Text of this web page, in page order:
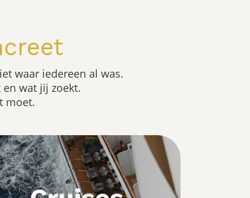
waar iedereen al was.
wat jij zoekt.
moet.